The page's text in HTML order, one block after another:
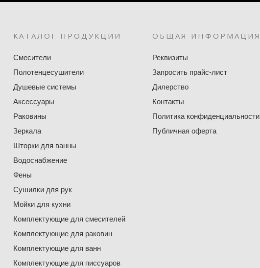
КАТАЛОГ ПРОДУКЦИИ
Смесители
Полотенцесушители
Душевые системы
Аксессуары
Раковины
Зеркала
Шторки для ванны
Водоснабжение
Фены
Сушилки для рук
Мойки для кухни
Комплектующие для смесителей
Комплектующие для раковин
Комплектующие для ванн
Комплектующие для писсуаров
ОБЩАЯ
Реквизиты
Запросить прайс-лист
Дилерство
Контакты
Политика конфиденциальности
Публичная оферта